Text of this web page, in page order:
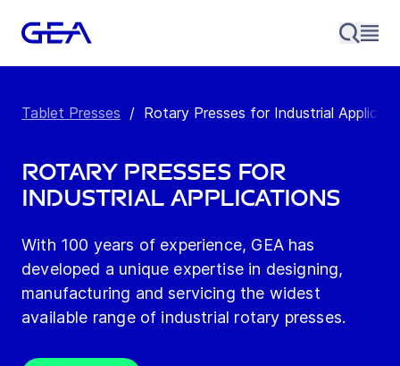
Tablet Presses / Rotary Presses for Industrial
Rotary Presses for
Industrial Applications
With 100 years of experience, GEA has
developed a unique expertise in designing,
manufacturing and servicing the widest
available range of industrial rotary presses.